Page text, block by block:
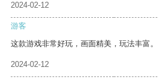
2024-02-12
游客
这款游戏非常好玩，画面精美，玩法丰富。
2024-02-12